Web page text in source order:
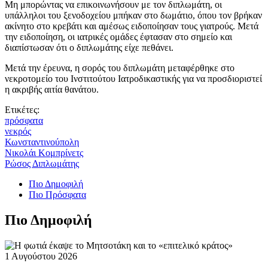
Μη μπορώντας να επικοινωνήσουν με τον διπλωμάτη, οι
υπάλληλοι του ξενοδοχείου μπήκαν στο δωμάτιο, όπου τον βρήκαν
ακίνητο στο κρεβάτι και αμέσως ειδοποίησαν τους γιατρούς. Μετά
την ειδοποίηση, οι ιατρικές ομάδες έφτασαν στο σημείο και
διαπίστωσαν ότι ο διπλωμάτης είχε πεθάνει.
Μετά την έρευνα, η σορός του διπλωμάτη μεταφέρθηκε στο
νεκροτομείο του Ινστιτούτου Ιατροδικαστικής για να προσδιοριστεί
η ακριβής αιτία θανάτου.
Ετικέτες:
πρόσφατα
νεκρός
Κωνσταντινούπολη
Νικολάι Κομπρίνετς
Ρώσος Διπλωμάτης
Πιο Δημοφιλή
Πιο Πρόσφατα
Πιο Δημοφιλή
1 Αυγούστου 2026